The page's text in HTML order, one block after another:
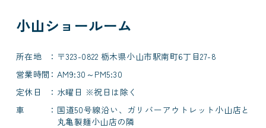
小山ショールーム
所在地
〒323-0822 栃木県小山市駅南町6丁目27-8
営業時間
AM9:30～PM5:30
定休日
水曜日 ※祝日は除く
車
国道50号線沿い、ガリバーアウトレット小山店と
丸亀製麺小山店の隣